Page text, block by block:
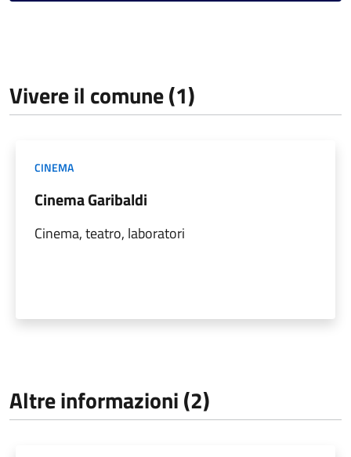
Vivere il comune (1)
CINEMA
Cinema Garibaldi
Cinema, teatro, laboratori
Altre informazioni (2)